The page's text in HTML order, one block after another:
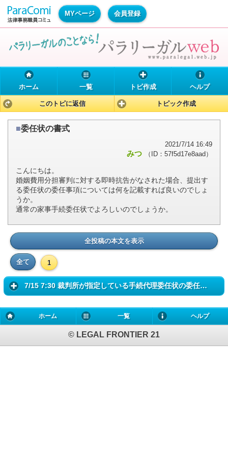
MYページ 会員登録
ホーム 一覧 トピ作成 ヘルプ
このトピに返信 トピック作成
■委任状の書式
2021/7/14 16:49
みつ （ID：57f5d17e8aad）
こんにちは。
婚姻費用分担審判に対する即時抗告がなされた場合、提出す
る委任状の委任事項については何を記載すれば良いのでしょ
うか。
通常の家事手続委任状でよろしいのでしょうか。
全投稿の本文を表示
全て 1
7/15 7:30 裁判所が指定している手続代理委任状の委任事項に、「審判に...
ホーム 一覧 ヘルプ
© LEGAL FRONTIER 21